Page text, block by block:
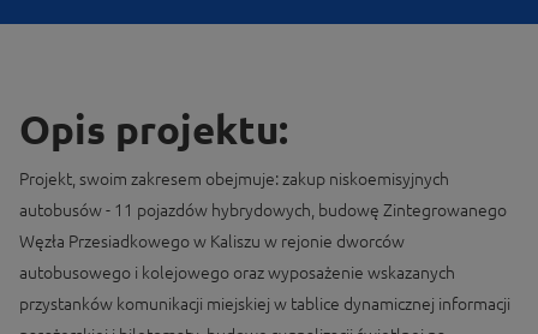
Opis projektu:
Projekt, swoim zakresem obejmuje: zakup niskoemisyjnych
autobusów - 11 pojazdów hybrydowych, budowę Zintegrowanego
Węzła Przesiadkowego w Kaliszu w rejonie dworców
autobusowego i kolejowego oraz wyposażenie wskazanych
przystanków komunikacji miejskiej w tablice dynamicznej informacji